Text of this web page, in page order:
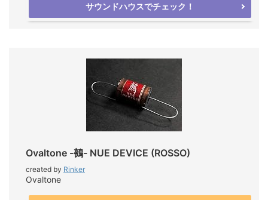
サウンドハウスでチェック！
Ovaltone -鵺- NUE DEVICE (ROSSO)
created by Rinker
Ovaltone